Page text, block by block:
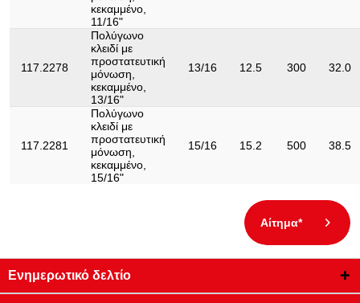
κεκαμμένο,
11/16"
117.2278
Πολύγωνο
κλειδί με
προστατευτική
μόνωση,
κεκαμμένο,
13/16"
13/16 12.5 300 32.0
117.2281
Πολύγωνο
κλειδί με
προστατευτική
μόνωση,
κεκαμμένο,
15/16"
15/16 15.2 500 38.5
Αίτημα*
Ενημερωτικό δελτίο